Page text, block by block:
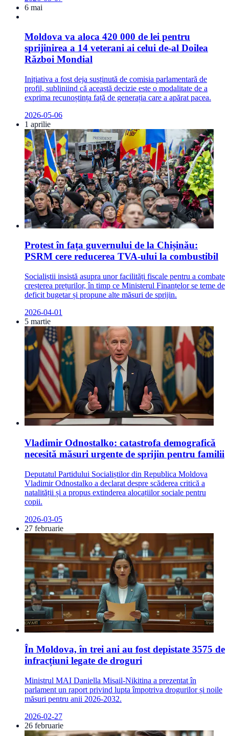
6 mai
Moldova va aloca 420 000 de lei pentru
sprijinirea a 14 veterani ai celui de-al Doilea
Război Mondial
Inițiativa a fost deja susținută de comisia parlamentară de
profil, subliniind că această decizie este o modalitate de a
exprima recunoștința față de generația care a apărat pacea.
2026-05-06
1 aprilie
Protest în fața guvernului de la Chișinău:
PSRM cere reducerea TVA-ului la combustibil
Socialiștii insistă asupra unor facilități fiscale pentru a combate
creșterea prețurilor, în timp ce Ministerul Finanțelor se teme de
deficit bugetar și propune alte măsuri de sprijin.
2026-04-01
5 martie
Vladimir Odnostalko: catastrofa demografică
necesită măsuri urgente de sprijin pentru familii
Deputatul Partidului Socialiștilor din Republica Moldova
Vladimir Odnostalko a declarat despre scăderea critică a
natalității și a propus extinderea alocațiilor sociale pentru
copii.
2026-03-05
27 februarie
În Moldova, în trei ani au fost depistate 3575 de
infracțiuni legate de droguri
Ministrul MAI Daniella Misail-Nikitina a prezentat în
parlament un raport privind lupta împotriva drogurilor și noile
măsuri pentru anii 2026-2032.
2026-02-27
26 februarie